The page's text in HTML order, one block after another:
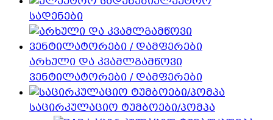
სადენები
არხული და კვამლგამწოვი
ვენტილატორები / დამფერები
საცირკულაციო ტუმბოები/პომპა